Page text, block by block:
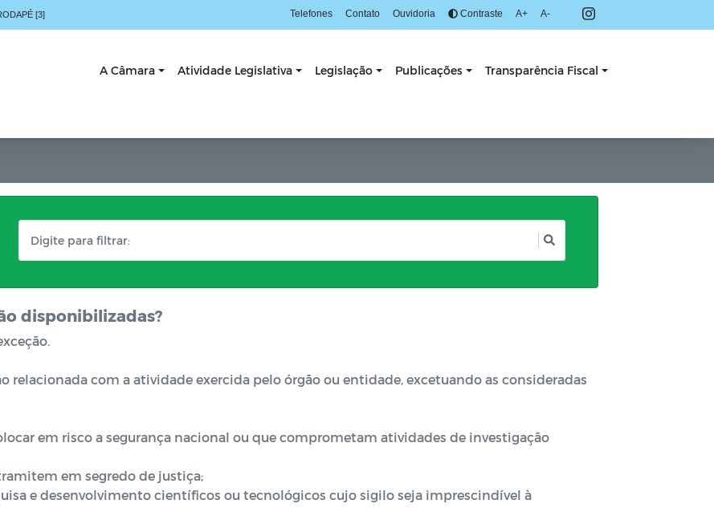
[3] Telefones Contato Ouvidoria Contraste A+ A-
A Câmara Atividade Legislativa Legislação Publicações Transparência Fiscal
disponibilizadas?
relacionada com a atividade exercida pelo órgão ou entidade, excetuando as consideradas
em risco a segurança nacional ou que comprometam atividades de investigação
em segredo de justiça;
e desenvolvimento científicos ou tecnológicos cujo sigilo seja imprescindível à